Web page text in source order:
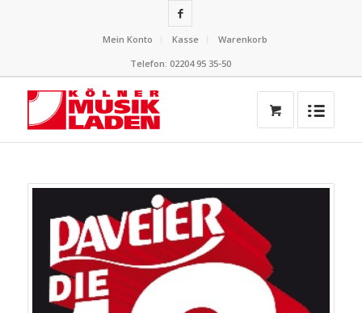
Mein Konto Kasse
Warenkorb
Telefon: 02204 95 35-50